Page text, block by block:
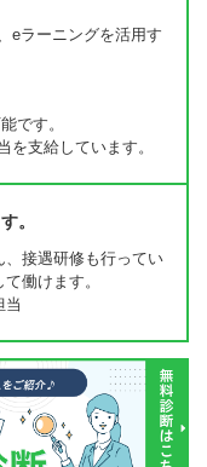
eラーニングを活用す
です。
支給しています。
。
接遇研修も行ってい
働けます。
当